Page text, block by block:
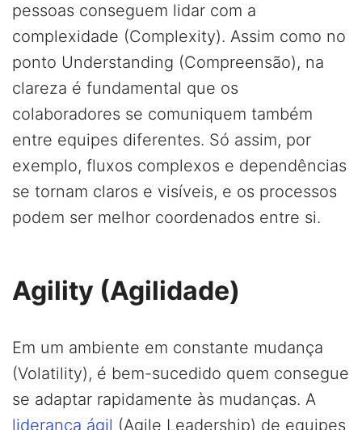
pessoas conseguem lidar com a
complexidade (Complexity). Assim como no
ponto Understanding (Compreensão), na
clareza é fundamental que os
colaboradores se comuniquem também
entre equipes diferentes. Só assim, por
exemplo, fluxos complexos e dependências
se tornam claros e visíveis, e os processos
podem ser melhor coordenados entre si.
Agility (Agilidade)
Em um ambiente em constante mudança
(Volatility), é bem-sucedido quem consegue
se adaptar rapidamente às mudanças. A
liderança ágil (Agile Leadership) de equipes